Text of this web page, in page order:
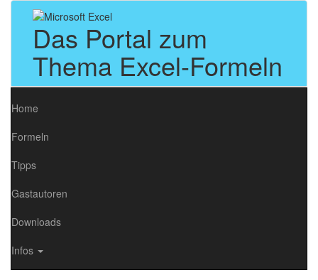
Das Portal zum
Thema Excel-Formeln
Home
Formeln
Tipps
Gastautoren
Downloads
Infos